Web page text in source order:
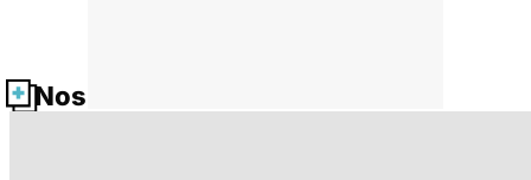
Nos fiches santé